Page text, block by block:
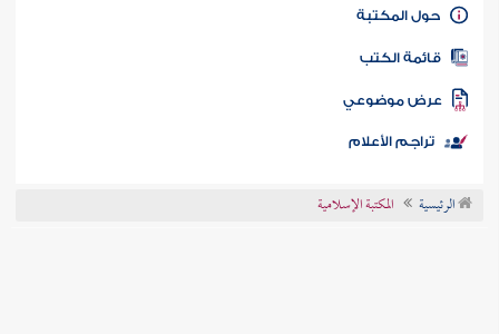
كتاب الأمة
المكتبة
الكتب
موضوعي
تراجم الأعلام
الرئيسية المكتبة الإسلامية